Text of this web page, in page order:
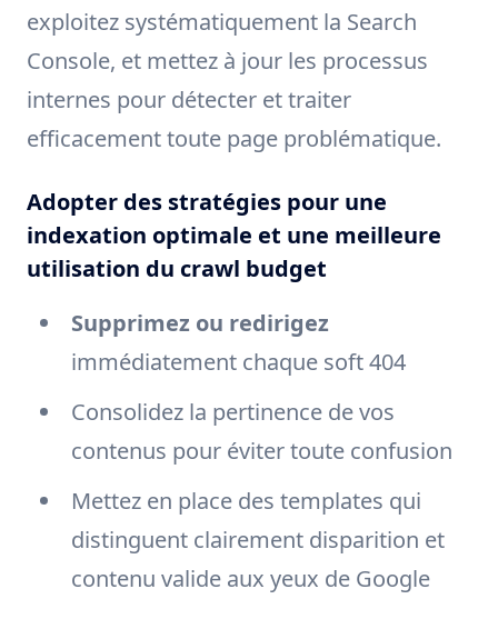
exploitez systématiquement la Search
Console, et mettez à jour les processus
internes pour détecter et traiter
efficacement toute page problématique.
Adopter des stratégies pour une
indexation optimale et une meilleure
utilisation du crawl budget
Supprimez ou redirigez
immédiatement chaque soft 404
Consolidez la pertinence de vos
contenus pour éviter toute confusion
Mettez en place des templates qui
distinguent clairement disparition et
contenu valide aux yeux de Google